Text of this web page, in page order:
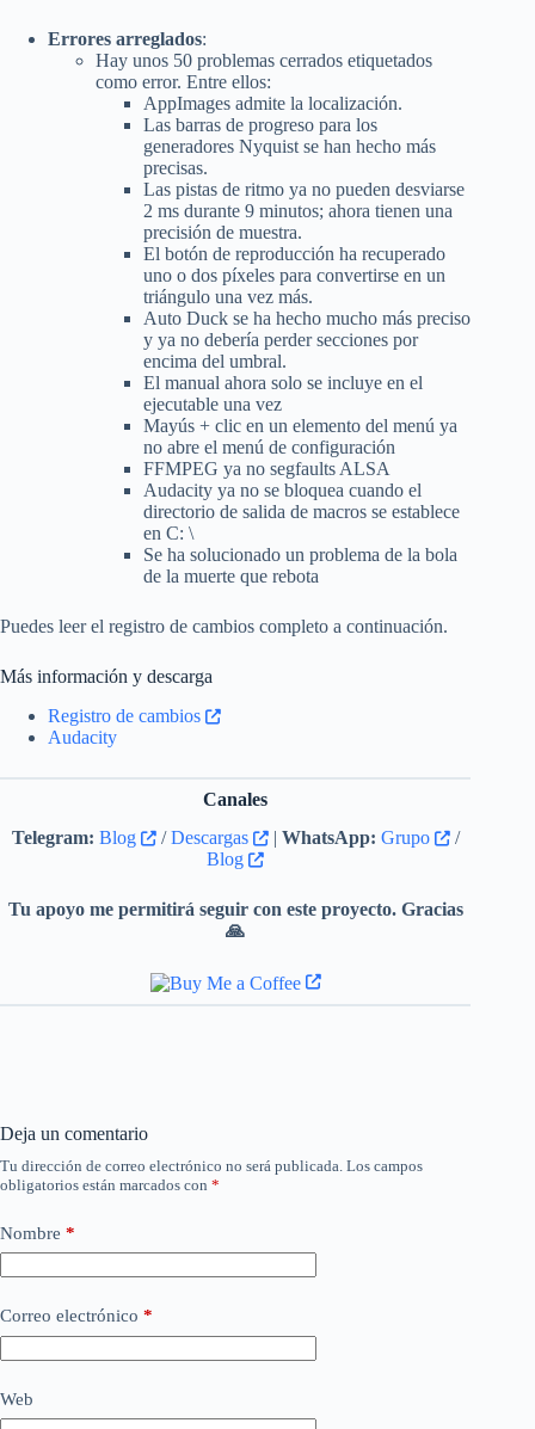
Errores arreglados:
Hay unos 50 problemas cerrados etiquetados
como error. Entre ellos:
AppImages admite la localización.
Las barras de progreso para los
generadores Nyquist se han hecho más
precisas.
Las pistas de ritmo ya no pueden desviarse
2 ms durante 9 minutos; ahora tienen una
precisión de muestra.
El botón de reproducción ha recuperado
uno o dos píxeles para convertirse en un
triángulo una vez más.
Auto Duck se ha hecho mucho más preciso
y ya no debería perder secciones por
encima del umbral.
El manual ahora solo se incluye en el
ejecutable una vez
Mayús + clic en un elemento del menú ya
no abre el menú de configuración
FFMPEG ya no segfaults ALSA
Audacity ya no se bloquea cuando el
directorio de salida de macros se establece
en C: \
Se ha solucionado un problema de la bola
de la muerte que rebota
Puedes leer el registro de cambios completo a continuación.
Más información y descarga
Registro de cambios
Audacity
Canales
Telegram: Blog /Descargas | WhatsApp: Grupo
/
Blog
Tu apoyo me permitirá seguir con este proyecto. Gracias
🙏
Deja un comentario
Tu dirección de correo electrónico no será publicada. Los campos
obligatorios están marcados con *
Nombre *
Correo electrónico *
Web